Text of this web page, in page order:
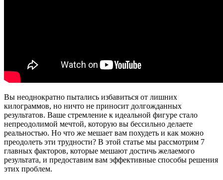
Вы неоднократно пытались избавиться от лишних
килограммов, но ничто не приносит долгожданных
результатов. Ваше стремление к идеальной фигуре стало
непреодолимой мечтой, которую вы бессильно делаете
реальностью. Но что же мешает вам похудеть и как можно
преодолеть эти трудности? В этой статье мы рассмотрим 7
главных факторов, которые мешают достичь желаемого
результата, и предоставим вам эффективные способы решения
этих проблем.